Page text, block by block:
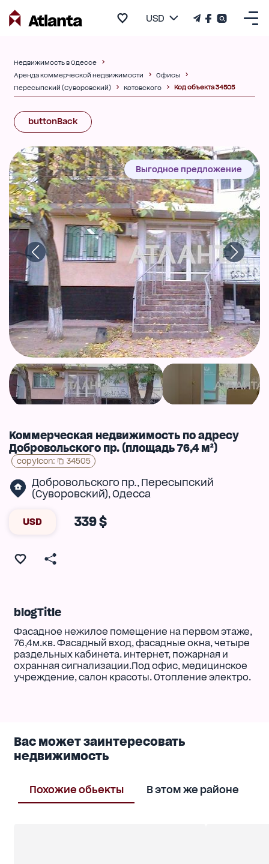
USD
Недвижимость в Одессе
Аренда коммерческой недвижимости
Офисы
Пересыпский (Суворовский)
Котовского Код объекта 34505
buttonBack
Выгодное предложение
Коммерческая недвижимость по адресу
Добровольского пр. (площадь 76,4 м²)
copyIcon: 34505
Добровольского пр., Пересыпский
(Суворовский),Одесса
USD 339 $
blogTitle
Фасадное нежилое помещение на первом этаже,
76,4м.кв. Фасадный вход, фасадные окна, четыре
раздельных кабинета. интернет, пожарная и
охранная сигнализации.Под офис, медицинское
учреждение, салон красоты. Отопление электро.
Вас может заинтересовать
недвижимость
Похожие обьекты В этом же районе